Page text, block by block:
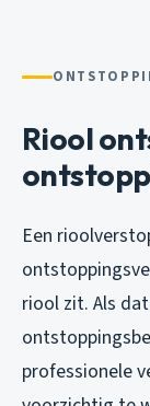
Riool
Een
riool zit. Als
professionele